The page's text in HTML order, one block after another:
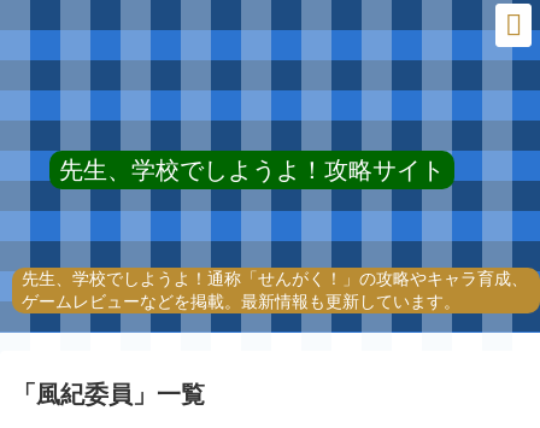
先生、学校でしようよ！攻略サイト
先生、学校でしようよ！通称「せんがく！」の攻略やキャラ育成、
ゲームレビューなどを掲載。最新情報も更新しています。
「 風紀委員 」 一覧